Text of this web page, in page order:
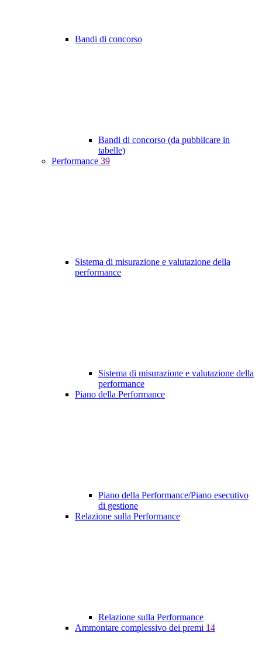
Bandi di concorso
Bandi di concorso (da pubblicare in
tabelle)
Performance 39
Sistema di misurazione e valutazione della
performance
Sistema di misurazione e valutazione della
performance
Piano della Performance
Piano della Performance/Piano esecutivo
di gestione
Relazione sulla Performance
Relazione sulla Performance
Ammontare complessivo dei premi 14